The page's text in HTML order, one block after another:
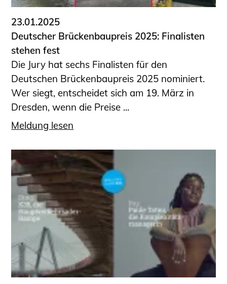
23.01.2025
Deutscher Brückenbaupreis 2025: Finalisten
stehen fest
Die Jury hat sechs Finalisten für den
Deutschen Brückenbaupreis 2025 nominiert.
Wer siegt, entscheidet sich am 19. März in
Dresden, wenn die Preise ...
Meldung lesen